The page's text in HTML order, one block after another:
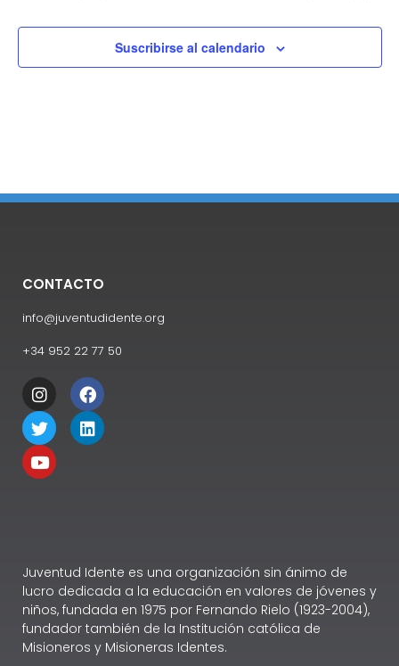
Suscribirse al calendario
CONTACTO
info@juventudidente.org
+34 952 22 77 50
Juventud Idente es una organización sin ánimo de
lucro dedicada a la educación en valores de jóvenes y
niños, fundada en 1975 por Fernando Rielo (1923-2004),
fundador también de la Institución católica de
Misioneros y Misioneras Identes.